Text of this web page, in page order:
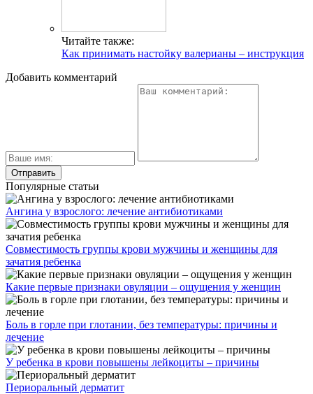
Читайте также:
Как принимать настойку валерианы – инструкция
Добавить комментарий
Популярные статьи
Ангина у взрослого: лечение антибиотиками
Совместимость группы крови мужчины и женщины для
зачатия ребенка
Какие первые признаки овуляции – ощущения у женщин
Боль в горле при глотании, без температуры: причины и
лечение
У ребенка в крови повышены лейкоциты – причины
Периоральный дерматит